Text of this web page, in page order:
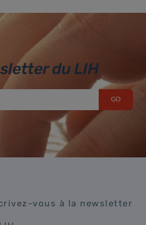
du LIH
vous à la newsletter